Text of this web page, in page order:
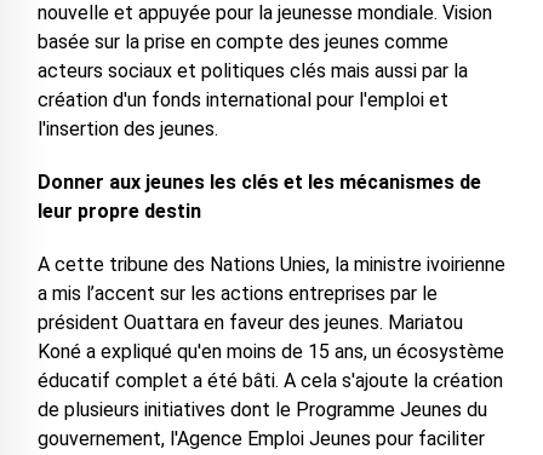
nouvelle et appuyée pour la jeunesse mondiale. Vision
basée sur la prise en compte des jeunes comme
acteurs sociaux et politiques clés mais aussi par la
création d'un fonds international pour l'emploi et
l'insertion des jeunes.
Donner aux jeunes les clés et les mécanismes de
leur propre destin
A cette tribune des Nations Unies, la ministre ivoirienne
a mis l’accent sur les actions entreprises par le
président Ouattara en faveur des jeunes. Mariatou
Koné a expliqué qu'en moins de 15 ans, un écosystème
éducatif complet a été bâti. A cela s'ajoute la création
de plusieurs initiatives dont le Programme Jeunes du
gouvernement, l'Agence Emploi Jeunes pour faciliter